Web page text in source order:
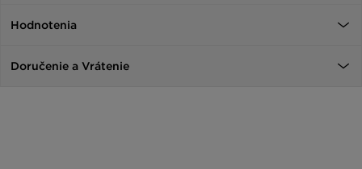
Hodnotenia
Doručenie a Vrátenie